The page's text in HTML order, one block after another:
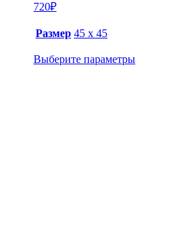
720₽
Размер 45 х 45
Выберите параметры